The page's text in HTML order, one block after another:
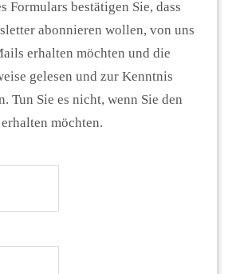
Formulars bestätigen Sie, dass
abonnieren wollen, von uns
erhalten möchten und die
gelesen und zur Kenntnis
Tun Sie es nicht, wenn Sie den
möchten.